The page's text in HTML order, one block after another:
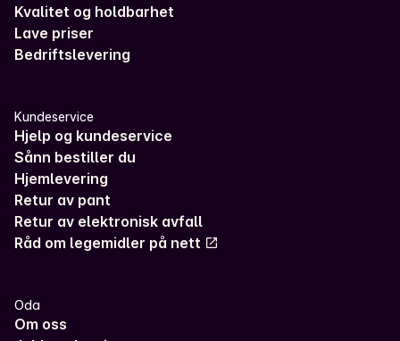
Kvalitet og holdbarhet
Lave priser
Bedriftslevering
Kundeservice
Hjelp og kundeservice
Sånn bestiller du
Hjemlevering
Retur av pant
Retur av elektronisk avfall
Råd om legemidler på nett
Oda
Om oss